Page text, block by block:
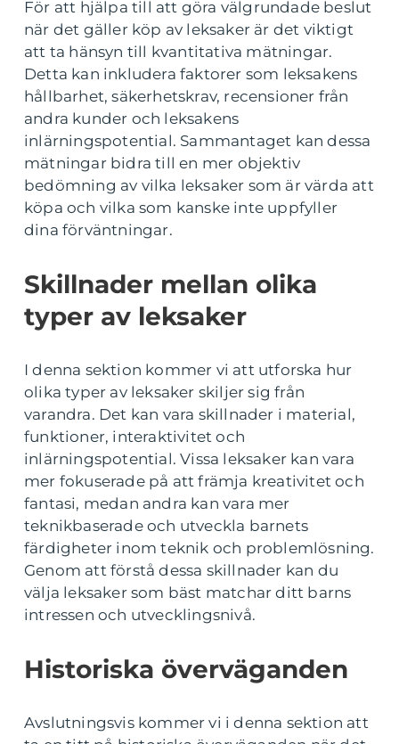
För att hjälpa till att göra välgrundade beslut
när det gäller köp av leksaker är det viktigt
att ta hänsyn till kvantitativa mätningar.
Detta kan inkludera faktorer som leksakens
hållbarhet, säkerhetskrav, recensioner från
andra kunder och leksakens
inlärningspotential. Sammantaget kan dessa
mätningar bidra till en mer objektiv
bedömning av vilka leksaker som är värda att
köpa och vilka som kanske inte uppfyller
dina förväntningar.
Skillnader mellan olika
typer av leksaker
I denna sektion kommer vi att utforska hur
olika typer av leksaker skiljer sig från
varandra. Det kan vara skillnader i material,
funktioner, interaktivitet och
inlärningspotential. Vissa leksaker kan vara
mer fokuserade på att främja kreativitet och
fantasi, medan andra kan vara mer
teknikbaserade och utveckla barnets
färdigheter inom teknik och problemlösning.
Genom att förstå dessa skillnader kan du
välja leksaker som bäst matchar ditt barns
intressen och utvecklingsnivå.
Historiska överväganden
Avslutningsvis kommer vi i denna sektion att